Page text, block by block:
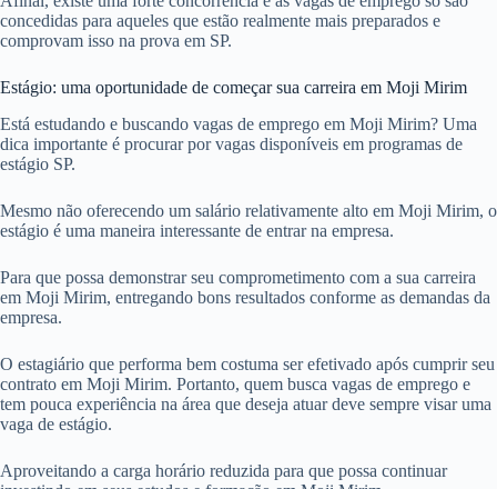
concedidas para aqueles que estão realmente mais preparados e
comprovam isso na prova em SP.
Estágio: uma oportunidade de começar sua carreira em Moji Mirim
Está estudando e buscando vagas de emprego em Moji Mirim? Uma
dica importante é procurar por vagas disponíveis em programas de
estágio SP.
Mesmo não oferecendo um salário relativamente alto em Moji Mirim, o
estágio é uma maneira interessante de entrar na empresa.
Para que possa demonstrar seu comprometimento com a sua carreira
em Moji Mirim, entregando bons resultados conforme as demandas da
empresa.
O estagiário que performa bem costuma ser efetivado após cumprir seu
contrato em Moji Mirim. Portanto, quem busca vagas de emprego e
tem pouca experiência na área que deseja atuar deve sempre visar uma
vaga de estágio.
Aproveitando a carga horário reduzida para que possa continuar